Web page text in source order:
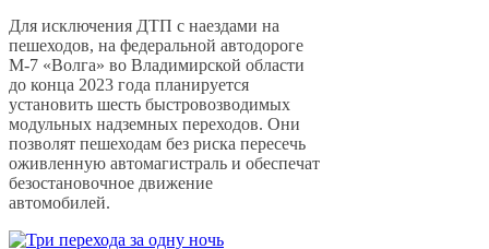
Для исключения ДТП с наездами на
пешеходов, на федеральной автодороге
М-7 «Волга» во Владимирской области
до конца 2023 года планируется
установить шесть быстровозводимых
модульных надземных переходов. Они
позволят пешеходам без риска пересечь
оживленную автомагистраль и обеспечат
безостановочное движение
автомобилей.